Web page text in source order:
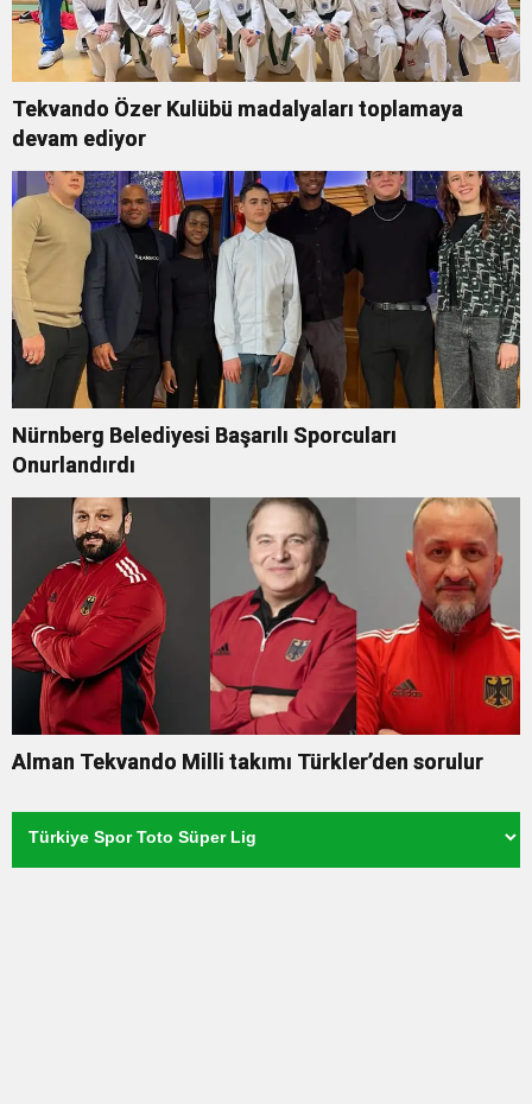
Tekvando Özer Kulübü madalyaları toplamaya
devam ediyor
Nürnberg Belediyesi Başarılı Sporcuları
Onurlandırdı
Alman Tekvando Milli takımı Türkler’den sorulur